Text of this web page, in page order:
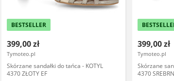
BESTSELLER
399,00 zł
Tymoteo.pl
Skórzane sandałki do tańca - KOTYL
4370 ZŁOTY EF
399,00 zł
Tymoteo.pl
Skórzane
4370